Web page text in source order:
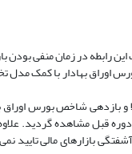
رابطه در زمان منفی بودن
که در سطح 5% معنا دار نبود، بین بازدهی
قبل مشاهده گردید.
بازارهای مالی تایید